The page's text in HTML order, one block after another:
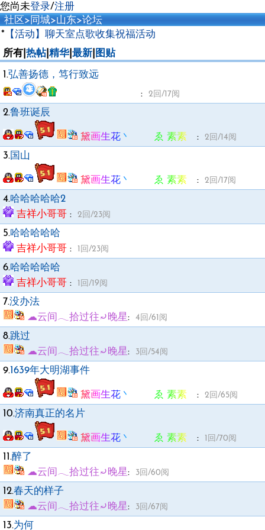
您尚未登录/注册
社区 > 同城>山东>论坛
* 【活动】聊天室点歌收集祝福活动
所有| 热帖| 精华| 最新 图贴
1.弘善扬德，笃行致远
: 2回/17阅
2.鲁班诞辰
黛画生花丶 ゑ 素素ゞ : 2回/14阅
3.国山
黛画生花丶 ゑ 素素ゞ : 2回/17阅
4.哈哈哈哈哈2
吉祥小哥哥 : 2回/23阅
5.哈哈哈哈哈
吉祥小哥哥 : 1回/23阅
6.哈哈哈哈哈
吉祥小哥哥 : 1回/19阅
7.没办法
☁︎云间𓂃拾过往⤾晚星: 4回/61阅
8.跳过
☁︎云间𓂃拾过往⤾晚星: 3回/54阅
9.1639年大明湖事件
黛画生花丶 ゑ 素素ゞ : 2回/65阅
10.济南真正的名片
黛画生花丶 ゑ 素素ゞ : 1回/70阅
11.醉了
☁︎云间𓂃拾过往⤾晚星: 3回/60阅
12.春天的样子
☁︎云间𓂃拾过往⤾晚星: 3回/67阅
13.为何